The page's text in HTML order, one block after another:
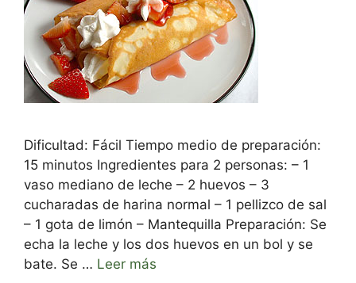
Dificultad: Fácil Tiempo medio de preparación:
15 minutos Ingredientes para 2 personas: – 1
vaso mediano de leche – 2 huevos – 3
cucharadas de harina normal – 1 pellizco de sal
– 1 gota de limón – Mantequilla Preparación: Se
echa la leche y los dos huevos en un bol y se
bate. Se … Leer más